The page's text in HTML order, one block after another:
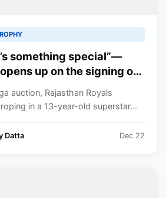
something special”—
up on the signing of
auction, Rajasthan Royals
in a 13-year-old superstar...
Datta Dec 22